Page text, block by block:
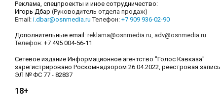
Реклама, спецпроекты и иное сотрудничество:
Игорь Дбар (Руководитель отдела продаж)
Email: i.dbar@osnmedia.ru Телефон: +7 909 936-02-90
Дополнительные email: reklama@osnmedia.ru, adv@osnmedia.ru
Телефон: +7 495 004-56-11
Сетевое издание Информационное агентство "Голос Кавказа"
зарегистрировано Роскомнадзором 26.04.2022, реестровая запись
ЭЛ № ФС 77 - 82837
18+